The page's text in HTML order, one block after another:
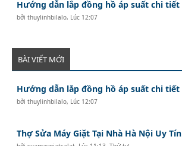
Hướng dẫn lắp đồng hồ áp suất chi tiết
bởithuylinhbilalo, Lúc 12:07
BÀI VIẾT MỚI
Hướng dẫn lắp đồng hồ áp suất chi tiết
bởithuylinhbilalo, Lúc 12:07
Thợ Sửa Máy Giặt Tại Nhà Hà Nội Uy Tín